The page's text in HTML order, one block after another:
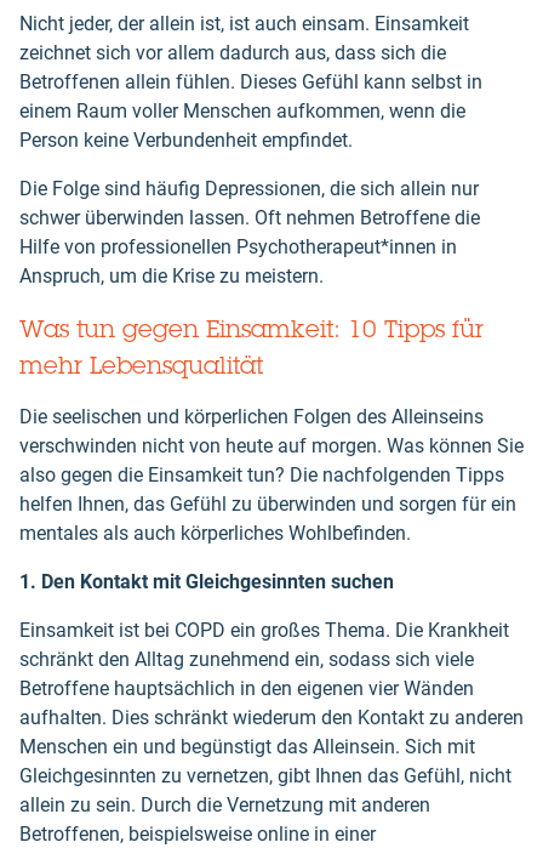
Nicht jeder, der allein ist, ist auch einsam. Einsamkeit
zeichnet sich vor allem dadurch aus, dass sich die
Betroffenen allein fühlen. Dieses Gefühl kann selbst in
einem Raum voller Menschen aufkommen, wenn die
Person keine Verbundenheit empfindet.
Die Folge sind häufig Depressionen, die sich allein nur
schwer überwinden lassen. Oft nehmen Betroffene die
Hilfe von professionellen Psychotherapeut*innen in
Anspruch, um die Krise zu meistern.
Was tun gegen Einsamkeit: 10 Tipps für
mehr Lebensqualität
Die seelischen und körperlichen Folgen des Alleinseins
verschwinden nicht von heute auf morgen. Was können Sie
also gegen die Einsamkeit tun? Die nachfolgenden Tipps
helfen Ihnen, das Gefühl zu überwinden und sorgen für ein
mentales als auch körperliches Wohlbefinden.
1. Den Kontakt mit Gleichgesinnten suchen
Einsamkeit ist bei COPD ein großes Thema. Die Krankheit
schränkt den Alltag zunehmend ein, sodass sich viele
Betroffene hauptsächlich in den eigenen vier Wänden
aufhalten. Dies schränkt wiederum den Kontakt zu anderen
Menschen ein und begünstigt das Alleinsein. Sich mit
Gleichgesinnten zu vernetzen, gibt Ihnen das Gefühl, nicht
allein zu sein. Durch die Vernetzung mit anderen
Betroffenen, beispielsweise online in einer